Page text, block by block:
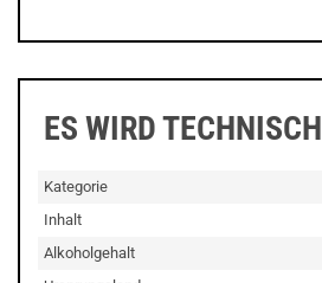
ES WIRD TECHNISCH
Kategorie
Inhalt
Alkoholgehalt